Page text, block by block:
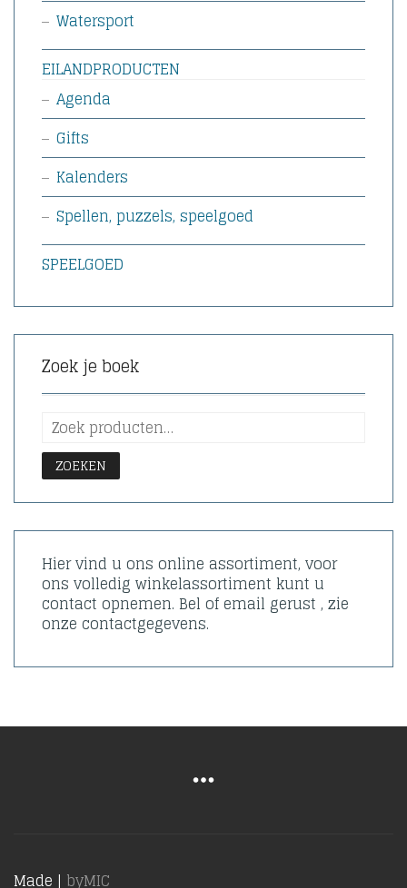
Watersport
EILANDPRODUCTEN
Agenda
Gifts
Kalenders
Spellen, puzzels, speelgoed
SPEELGOED
Zoek je boek
ZOEKEN
Hier vind u ons online assortiment, voor
ons volledig winkelassortiment kunt u
contact opnemen. Bel of email gerust , zie
onze contactgegevens.
Made | byMIC